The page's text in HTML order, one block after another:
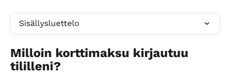
Sisällysluettelo
Milloin korttimaksu kirjautuu
tililleni?